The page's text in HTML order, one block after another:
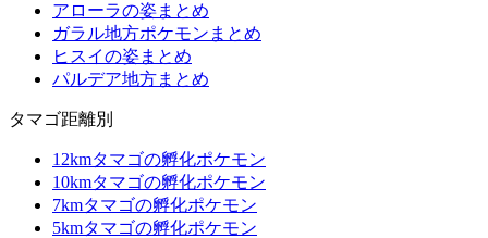
アローラの姿まとめ
ガラル地方ポケモンまとめ
ヒスイの姿まとめ
パルデア地方まとめ
タマゴ距離別
12kmタマゴの孵化ポケモン
10kmタマゴの孵化ポケモン
7kmタマゴの孵化ポケモン
5kmタマゴの孵化ポケモン